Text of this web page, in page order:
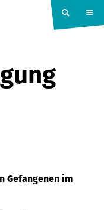
Gefangenen im